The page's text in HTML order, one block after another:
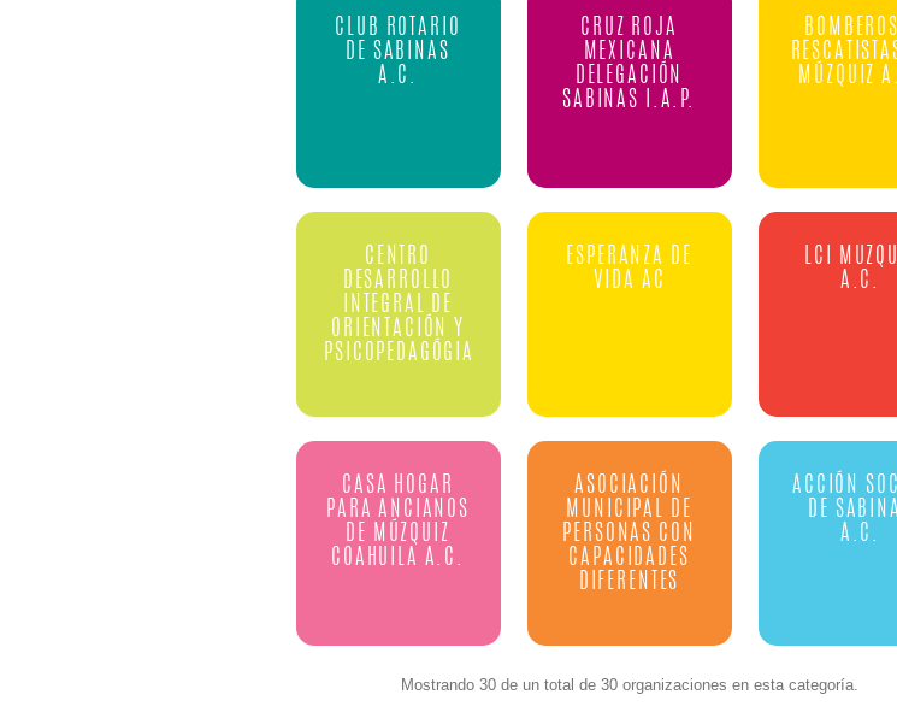
CLUB ROTARIO
DE SABINAS
A.C.
CRUZ ROJA
MEXICANA
DELEGACIÓN
SABINAS I.A.P.
MÚZQUIZ
CENTRO
DESARROLLO
INTEGRAL DE
ORIENTACIÓN Y
PSICOPEDAGÓGIA
ESPERANZA DE
VIDA AC
LCI
A.C.
CASA HOGAR
PARA ANCIANOS
DE MÚZQUIZ
COAHUILA A.C.
ASOCIACIÓN
MUNICIPAL DE
PERSONAS CON
CAPACIDADES
DIFERENTES
ACCIÓN
DE
A.C.
Mostrando 30 de un total de 30 organizaciones en esta categoría.